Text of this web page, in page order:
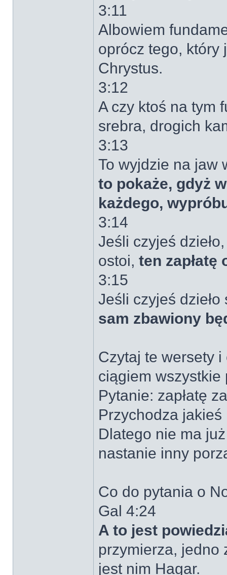
3:11
Albowiem
oprócz tego, który
Chrystus.
3:12
A czy ktoś na tym
srebra, drogich
3:13
To wyjdzie na jaw
to pokaże, gdyż
każdego,
3:14
Jeśli czyjeś
ostoi, ten zapłatę
3:15
Jeśli czyjeś
sam zbawiony
Czytaj te wersety
ciągiem wszystkie
Pytanie: zapłatę
Przychodza
Dlatego nie ma
nastanie inny
Co do pytania o
Gal 4:24
A to jest
przymierza, jedno
jest nim Hagar.